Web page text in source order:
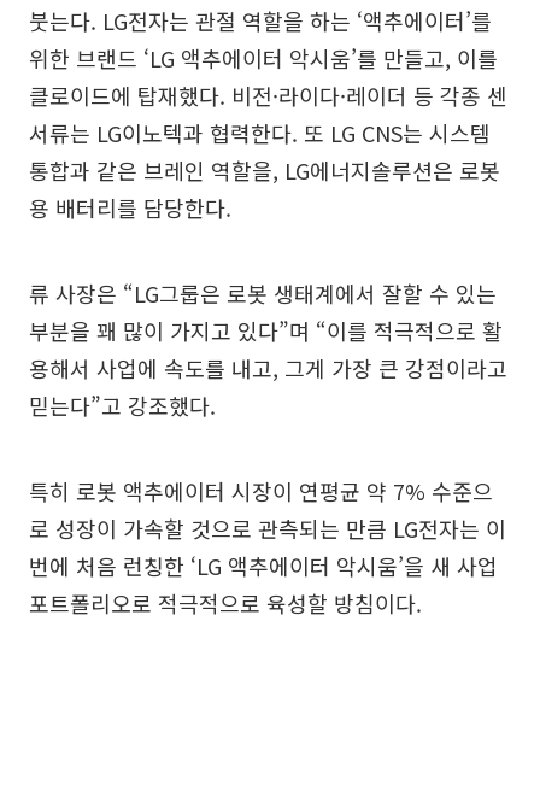
붓는다. LG전자는 관절 역할을 하는 ‘액추에이터’를
위한 브랜드 ‘LG 액추에이터 악시움’를 만들고, 이를
클로이드에 탑재했다. 비전·라이다·레이더 등 각종 센
서류는 LG이노텍과 협력한다. 또 LG CNS는 시스템
통합과 같은 브레인 역할을, LG에너지솔루션은 로봇
용 배터리를 담당한다.
류 사장은 “LG그룹은 로봇 생태계에서 잘할 수 있는
부분을 꽤 많이 가지고 있다”며 “이를 적극적으로 활
용해서 사업에 속도를 내고, 그게 가장 큰 강점이라고
믿는다”고 강조했다.
특히 로봇 액추에이터 시장이 연평균 약 7% 수준으
로 성장이 가속할 것으로 관측되는 만큼 LG전자는 이
번에 처음 런칭한 ‘LG 액추에이터 악시움’을 새 사업
포트폴리오로 적극적으로 육성할 방침이다.